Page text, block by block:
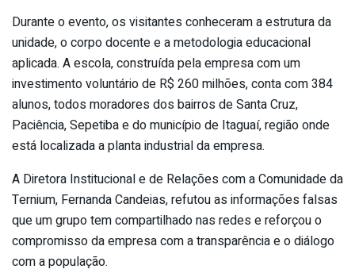
Durante o evento, os visitantes conheceram a estrutura da
unidade, o corpo docente e a metodologia educacional
aplicada. A escola, construída pela empresa com um
investimento voluntário de R$ 260 milhões, conta com 384
alunos, todos moradores dos bairros de Santa Cruz,
Paciência, Sepetiba e do município de Itaguaí, região onde
está localizada a planta industrial da empresa.
A Diretora Institucional e de Relações com a Comunidade da
Ternium, Fernanda Candeias, refutou as informações falsas
que um grupo tem compartilhado nas redes e reforçou o
compromisso da empresa com a transparência e o diálogo
com a população.